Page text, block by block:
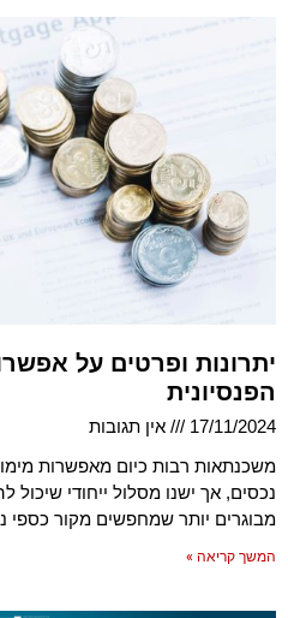
יתרונות ופרטים על
הפנסיונית
17/11/2024
אין תגובות
משכנתאות רבות כיום מאפשרות
נכסים, אך ישנו מסלול ייחודי שיכול
מבוגרים יותר שמחפשים מקור כספי
המשך קריאה »